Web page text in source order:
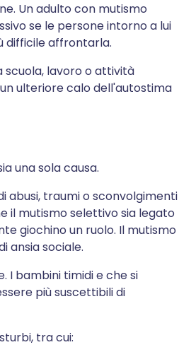
Un adulto con mutismo
se le persone intorno a lui
difficile affrontarla.
lavoro o attività
ulteriore calo dell'autostima
una sola causa.
abusi, traumi o sconvolgimenti
il mutismo selettivo sia legato
giochino un ruolo. Il mutismo
ansia sociale.
I bambini timidi e che si
più suscettibili di
tra cui: